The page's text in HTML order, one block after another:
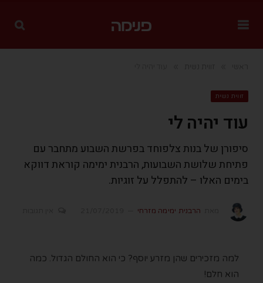
זווית נשית
עוד יהיה לי
סיפורן של בנות צלפוחד בפרשת השבוע מתחבר עם
פתיחת שלושת השבועות, הרבנית ימימה קוראת דווקא
בימים האלו – להתפלל על זוגיות.
הרבנית ימימה מזרחי
למה מזכירים שהן מזרע יוסף? כי הוא החולם הגדול. כמה
הוא חלם!